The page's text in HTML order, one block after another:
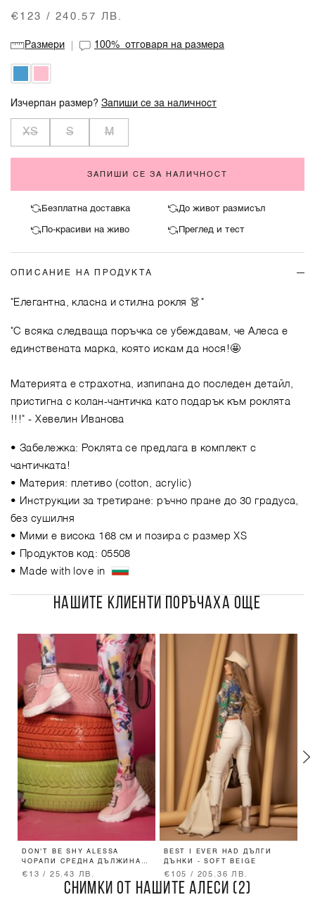
€123 / 240.57 ЛВ.
Размери 100%отговаря на размера
Изчерпан размер?Запиши се за наличност
XS S M
ЗАПИШИ СЕ ЗА НАЛИЧНОСТ
Безплатна доставка До живот размисъл
По-красиви на живо Преглед и тест
ОПИСАНИЕ НА ПРОДУКТА
"Елегантна, класна и стилна рокля 👗"
"С всяка следваща поръчка се убеждавам, че Алеса е
единствената марка, която искам да нося!🤩
Материята е страхотна, изпипана до последен детайл,
пристигна с колан-чантичка като подарък към роклята
!!!" - Хевелин Иванова
• Забележка: Роклята се предлага в комплект с
чантичката!
• Материя: плетиво (cotton, acrylic)
• Инструкции за третиране: ръчно пране до 30 градуса,
без сушилня
• Мими е висока 168 см и позира с размер XS
• Продуктов код: 05508
• Made with love in
НАШИТЕ КЛИЕНТИ ПОРЪЧАХА ОЩЕ
DON'T BE SHY ALESSA
ЧОРАПИ СРЕДНА ДЪЛЖИНА -
PINK
€13 / 25.43 ЛВ.
BEST I EVER HAD ДЪЛГИ
ДЪНКИ - SOFT BEIGE
€105 / 205.36 ЛВ.
СНИМКИ ОТ НАШИТЕ АЛЕСИ (2)